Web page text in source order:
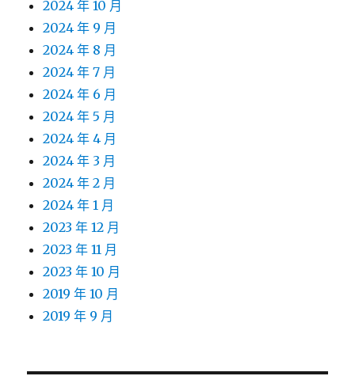
2024 年 10 月
2024 年 9 月
2024 年 8 月
2024 年 7 月
2024 年 6 月
2024 年 5 月
2024 年 4 月
2024 年 3 月
2024 年 2 月
2024 年 1 月
2023 年 12 月
2023 年 11 月
2023 年 10 月
2019 年 10 月
2019 年 9 月